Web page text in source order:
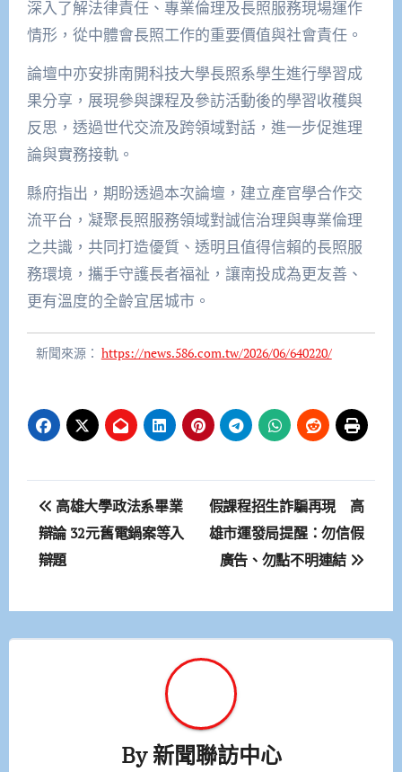
深入了解法律責任、專業倫理及長照服務現場運作
情形，從中體會長照工作的重要價值與社會責任。
論壇中亦安排南開科技大學長照系學生進行學習成
果分享，展現參與課程及參訪活動後的學習收穫與
反思，透過世代交流及跨領域對話，進一步促進理
論與實務接軌。
縣府指出，期盼透過本次論壇，建立產官學合作交
流平台，凝聚長照服務領域對誠信治理與專業倫理
之共識，共同打造優質、透明且值得信賴的長照服
務環境，攜手守護長者福祉，讓南投成為更友善、
更有溫度的全齡宜居城市。
新聞來源： https://news.586.com.tw/2026/06/640220/
文
章
導
覽
高雄大學政法系畢業
辯論 32元舊電鍋案等入
辯題
假課程招生詐騙再現 高
雄市運發局提醒：勿信假
廣告、勿點不明連結
By新聞聯訪中心